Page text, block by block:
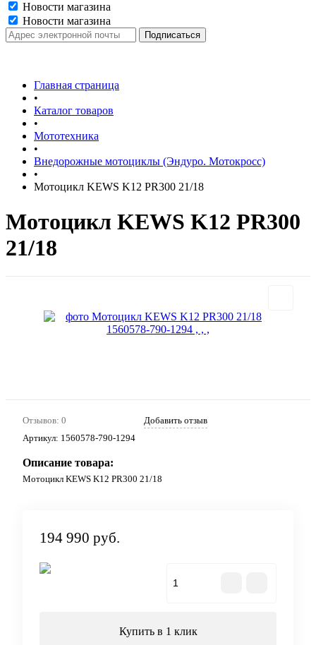
Новости магазина
Новости магазина
Главная страница
•
Каталог товаров
•
Мототехника
•
Внедорожные мотоциклы (Эндуро. Мотокросс)
•
Мотоцикл KEWS K12 PR300 21/18
Мотоцикл KEWS K12 PR300
21/18
Отзывов: 0
Добавить отзыв
Артикул: 1560578-790-1294
Описание товара:
Мотоцикл KEWS K12 PR300 21/18
194 990 руб.
Купить в 1 клик